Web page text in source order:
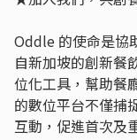
Oddle 的使命是協
自新加坡的創新餐
位化工具，幫助餐
的數位平台不僅捕
互動，促進首次及